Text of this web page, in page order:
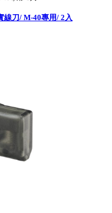
刀/ M-40專用/ 2入